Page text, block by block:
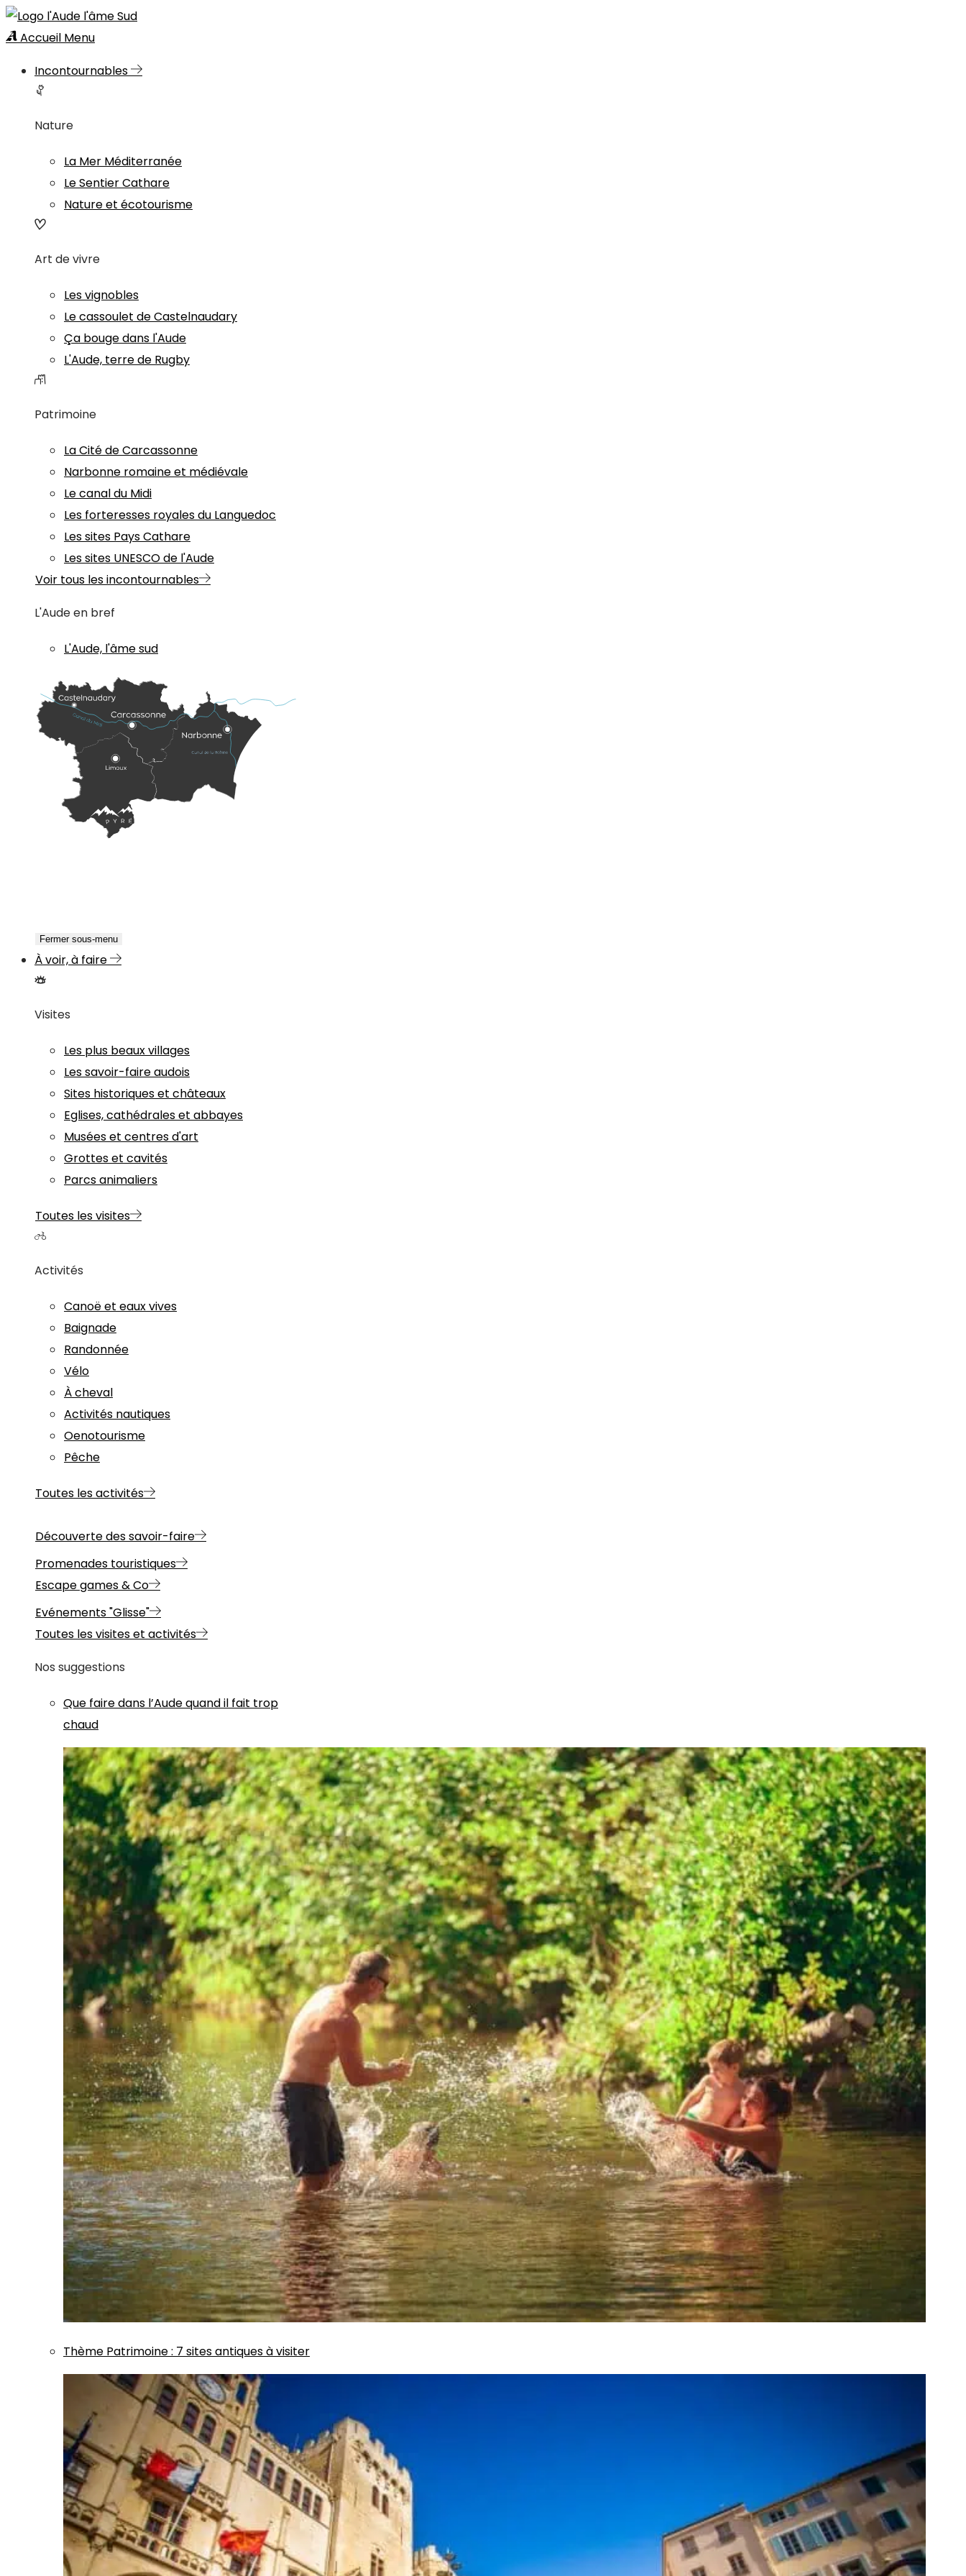
Accueil Menu
Incontournables
Nature
La Mer Méditerranée
Le Sentier Cathare
Nature et écotourisme
Art de vivre
Les vignobles
Le cassoulet de Castelnaudary
Ça bouge dans l'Aude
L'Aude, terre de Rugby
Patrimoine
La Cité de Carcassonne
Narbonne romaine et médiévale
Le canal du Midi
Les forteresses royales du Languedoc
Les sites Pays Cathare
Les sites UNESCO de l'Aude
Voir tous les incontournables
L'Aude en bref
L'Aude, l'âme sud
Fermer sous-menu
À voir, à faire
Visites
Les plus beaux villages
Les savoir-faire audois
Sites historiques et châteaux
Eglises, cathédrales et abbayes
Musées et centres d'art
Grottes et cavités
Parcs animaliers
Toutes les visites
Activités
Canoë et eaux vives
Baignade
Randonnée
Vélo
À cheval
Activités nautiques
Oenotourisme
Pêche
Toutes les activités
Découverte des savoir-faire
Promenades touristiques
Escape games & Co
Evénements "Glisse"
Toutes les visites et activités
Nos suggestions
Que faire dans l’Aude quand il fait trop
chaud
Thème Patrimoine: 7 sites antiques à visiter